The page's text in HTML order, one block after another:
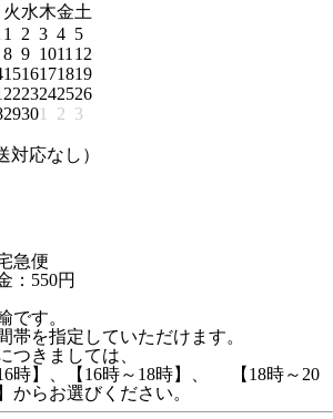
火水木金土
1 2 3 4 5
8 9 1011 12
1516171819
2223242526
29301 2 3
対応なし）
急便
：550円
です。
帯を指定していただけます。
つきましては、
時】、【16時～18時】、 【18時～20
からお選びください。